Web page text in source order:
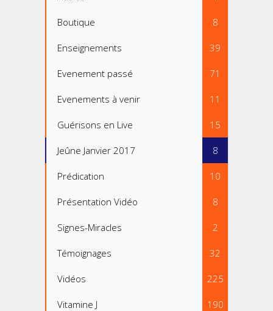
Boutique 8
Enseignements 39
Evenement passé 71
Evenements à venir 11
Guérisons en Live 15
Jeûne Janvier 2017 8
Prédication 10
Présentation Vidéo 8
Signes-Miracles 2
Témoignages 32
Vidéos 225
Vitamine J 190